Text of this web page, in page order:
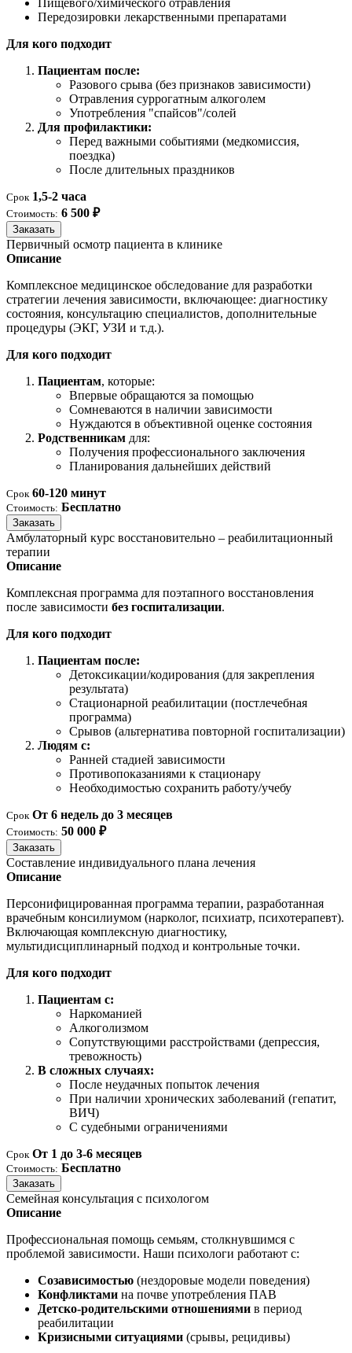
Передозировки лекарственными препаратами
Для кого подходит
Пациентам после:
Разового срыва (без признаков зависимости)
Отравления суррогатным алкоголем
Употребления "спайсов"/солей
Для профилактики:
Перед важными событиями (медкомиссия,
поездка)
После длительных праздников
Срок 1,5-2 часа
Стоимость: 6 500 ₽
Заказать
Первичный осмотр пациента в клинике
Описание
Комплексное медицинское обследование для разработки
стратегии лечения зависимости, включающее: диагностику
состояния, консультацию специалистов, дополнительные
процедуры (ЭКГ, УЗИ и т.д.).
Для кого подходит
Пациентам, которые:
Впервые обращаются за помощью
Сомневаются в наличии зависимости
Нуждаются в объективной оценке состояния
Родственникам для:
Получения профессионального заключения
Планирования дальнейших действий
Срок 60-120 минут
Стоимость: Бесплатно
Заказать
Амбулаторный курс восстановительно – реабилитационный
терапии
Описание
Комплексная программа для поэтапного восстановления
после зависимости без госпитализации.
Для кого подходит
Пациентам после:
Детоксикации/кодирования (для закрепления
результата)
Стационарной реабилитации (постлечебная
программа)
Срывов (альтернатива повторной госпитализации)
Людям с:
Ранней стадией зависимости
Противопоказаниями к стационару
Необходимостью сохранить работу/учебу
Срок От 6 недель до 3 месяцев
Стоимость: 50 000 ₽
Заказать
Составление индивидуального плана лечения
Описание
Персонифицированная программа терапии, разработанная
врачебным консилиумом (нарколог, психиатр, психотерапевт).
Включающая комплексную диагностику,
мультидисциплинарный подход и контрольные точки.
Для кого подходит
Пациентам с:
Наркоманией
Алкоголизмом
Сопутствующими расстройствами (депрессия,
тревожность)
В сложных случаях:
После неудачных попыток лечения
При наличии хронических заболеваний (гепатит,
ВИЧ)
С судебными ограничениями
Срок От 1 до 3-6 месяцев
Стоимость: Бесплатно
Заказать
Семейная консультация с психологом
Описание
Профессиональная помощь семьям, столкнувшимся с
проблемой зависимости. Наши психологи работают с:
Созависимостью (нездоровые модели поведения)
Конфликтами на почве употребления ПАВ
Детско-родительскими отношениями в период
реабилитации
Кризисными ситуациями (срывы, рецидивы)